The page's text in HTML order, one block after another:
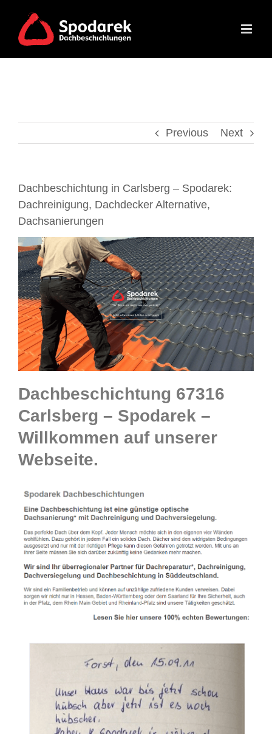
content
Previous Next
Dachbeschichtung in Carlsberg – Spodarek:
Dachreinigung, Dachdecker Alternative,
Dachsanierungen
Dachbeschichtung 67316
Carlsberg – Spodarek –
Willkommen auf unserer
Webseite.